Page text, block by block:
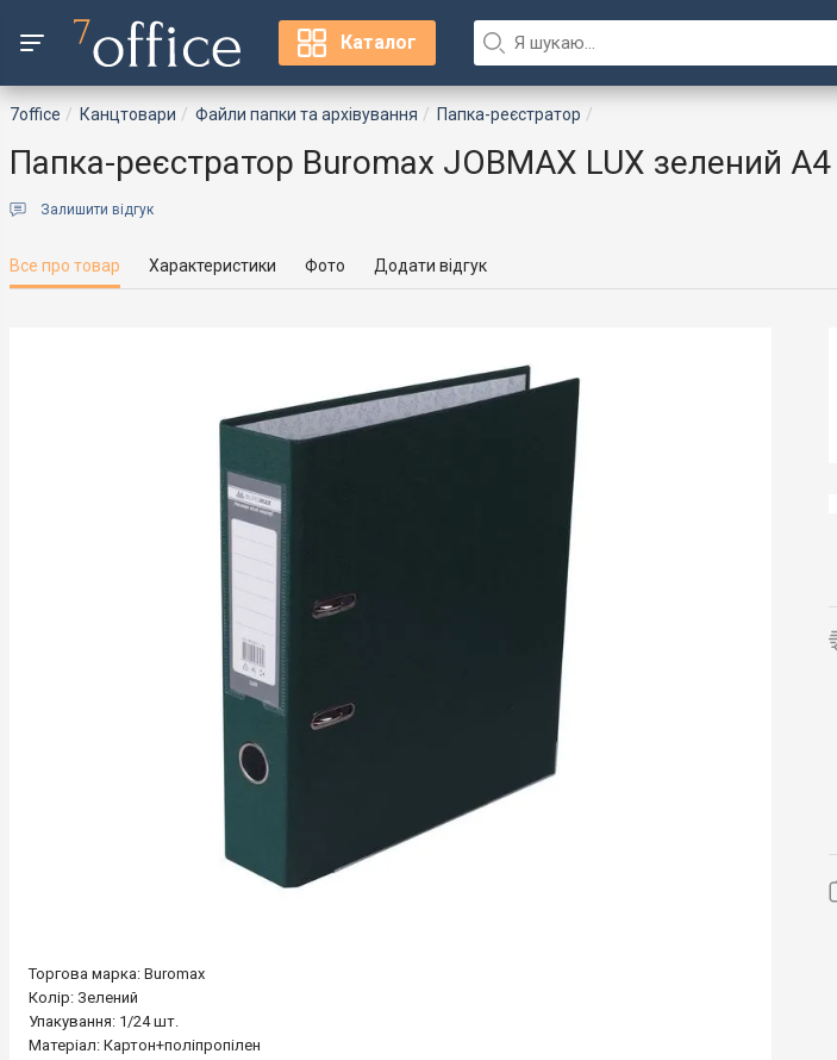
Каталог
7office Канцтовари Файли папки та архівування Папка-реєстратор
Папка-реєстратор Buromax JOBMAX LUX зелений
Залишити відгук
Все про товар Характеристики Фото Додати відгук
Торгова марка: Buromax
Колір: Зелений
Упакування: 1/24 шт.
Матеріал: Картон+поліпропілен